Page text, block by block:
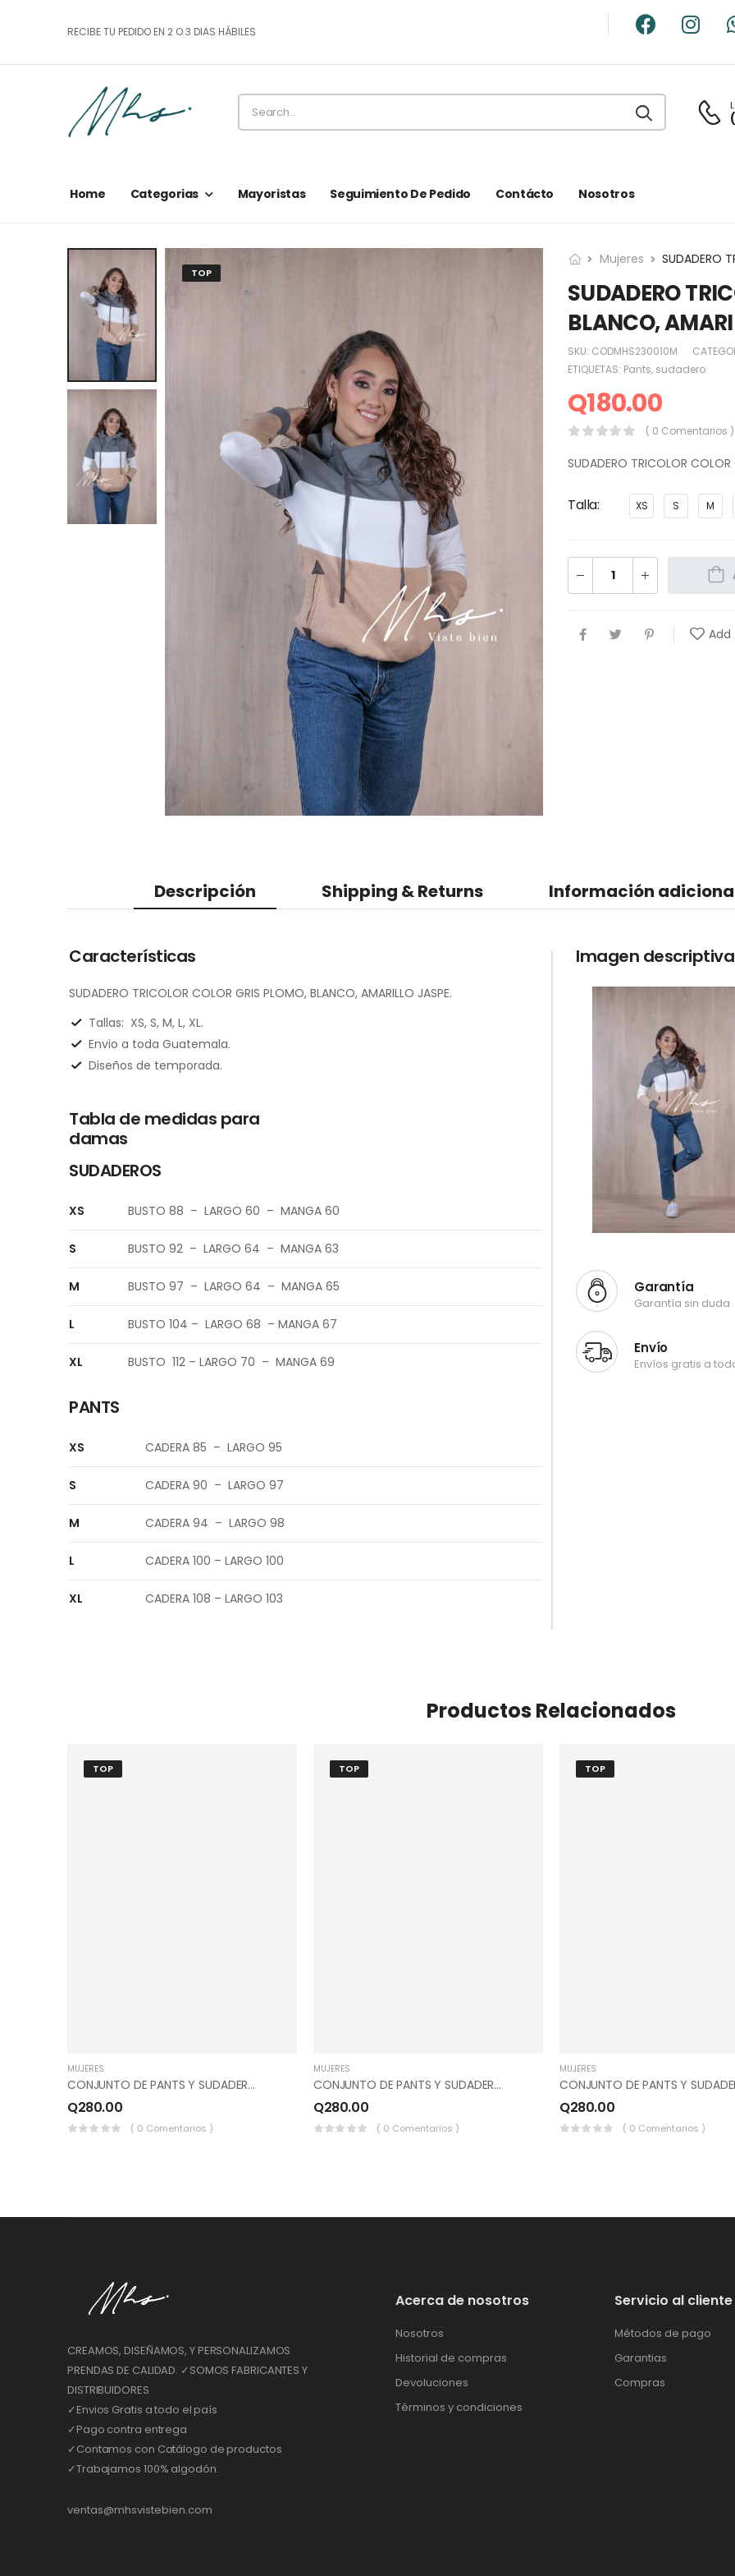
RECIBE TU PEDIDO EN 2 O 3 DIAS HÁBILES
Home Categorias Mayoristas Seguimiento De Pedido Contácto Nosotros
TOP
Mujeres
SUDADERO
BLANCO,
SKU: CODMHS230010M
ETIQUETAS: Pants, sudadero
Q180.00
( 0 Comentarios )
SUDADERO TRICOLOR
Talla XS S M
Add
Descripción Shipping & Returns Información
Características
SUDADERO TRICOLOR COLOR GRIS PLOMO, BLANCO, AMARILLO JASPE.
Tallas: XS, S, M, L, XL.
Envio a toda Guatemala.
Diseños de temporada.
Tabla de medidas para
damas
SUDADEROS
XS BUSTO 88 – LARGO 60 – MANGA 60
S BUSTO 92 – LARGO 64 – MANGA 63
M BUSTO 97 – LARGO 64 – MANGA 65
L BUSTO 104 – LARGO 68 – MANGA 67
XL BUSTO 112 – LARGO 70 – MANGA 69
PANTS
XS CADERA 85 – LARGO 95
S CADERA 90 – LARGO 97
M CADERA 94 – LARGO 98
L CADERA 100 – LARGO 100
XL CADERA 108 – LARGO 103
Imagen descriptiva
Garantía
Garantía sin duda
Envío
Envíos gratis a
Productos Relacionados
TOP
MUJERES
CONJUNTO DE PANTS Y SUDADERO COMBINADO, COLOR MARFIL, LILA JASPEADO.
Q280.00
( 0 Comentarios )
TOP
MUJERES
CONJUNTO DE PANTS Y SUDADERO, COMBINADO, COLOR GRIS PERLA, VERDE MILITAR.
Q280.00
( 0 Comentarios )
TOP
MUJERES
Q280.00
( 0 Comentarios )
CREAMOS, DISEÑAMOS, Y PERSONALIZAMOS
PRENDAS DE CALIDAD. ✓SOMOS FABRICANTES Y
DISTRIBUIDORES
✓Envios Gratis a todo el país
✓Pago contra entrega
✓Contamos con Catálogo de productos
✓Trabajamos 100% algodón.
ventas@mhsvistebien.com
Acerca de nosotros
Nosotros
Historial de compras
Devoluciones
Términos y condiciones
Servicio al cliente
Métodos de pago
Garantias
Compras